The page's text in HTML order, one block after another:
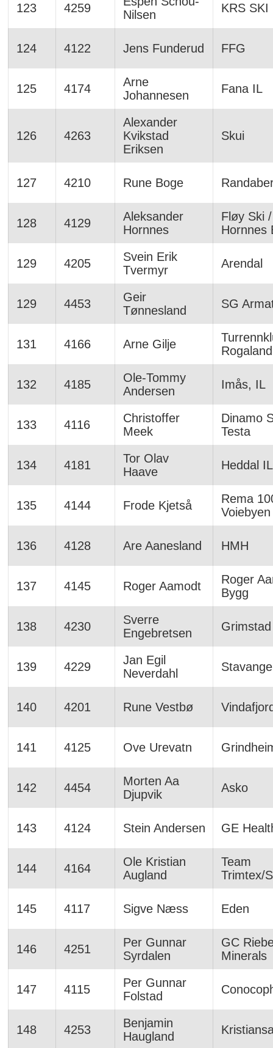
123 4259
Nilsen
KRS SKI
124 4122 Jens Funderud FFG
125 4174
Arne
Johannesen
Fana IL
126 4263
Alexander
Kvikstad
Eriksen
Skui
127 4210 Rune Boge
128 4129
Aleksander
Hornnes
Fløy Ski /
Hornnes
129 4205
Svein Erik
Tvermyr
Arendal
129 4453
Geir
Tønnesland
SG
131 4166 Arne Gilje
Rogaland
132 4185
Ole-Tommy
Andersen
Imås, IL
133 4116
Christoffer
Meek
Dinamo
Testa
134 4181
Tor Olav
Haave
Heddal IL
135 4144 Frode Kjetså
Rema
Voiebyen
136 4128 Are Aanesland HMH
137 4145 Roger Aamodt
Roger
Bygg
138 4230
Sverre
Engebretsen
Grimstad
139 4229
Jan Egil
Neverdahl
140 4201 Rune Vestbø
141 4125 Ove Urevatn
142 4454
Morten Aa
Djupvik
Asko
143 4124 Stein Andersen GE
144 4164
Ole Kristian
Augland
Team
Trimtex/
145 4117 Sigve Næss Eden
146 4251
Per Gunnar
Syrdalen
GC
Minerals
147 4115
Per Gunnar
Folstad
148 4253
Benjamin
Haugland